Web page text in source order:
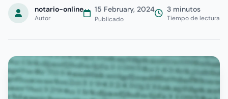
notario-online
Autor
15 February, 2024
Publicado
3 minutos
Tiempo de lectura